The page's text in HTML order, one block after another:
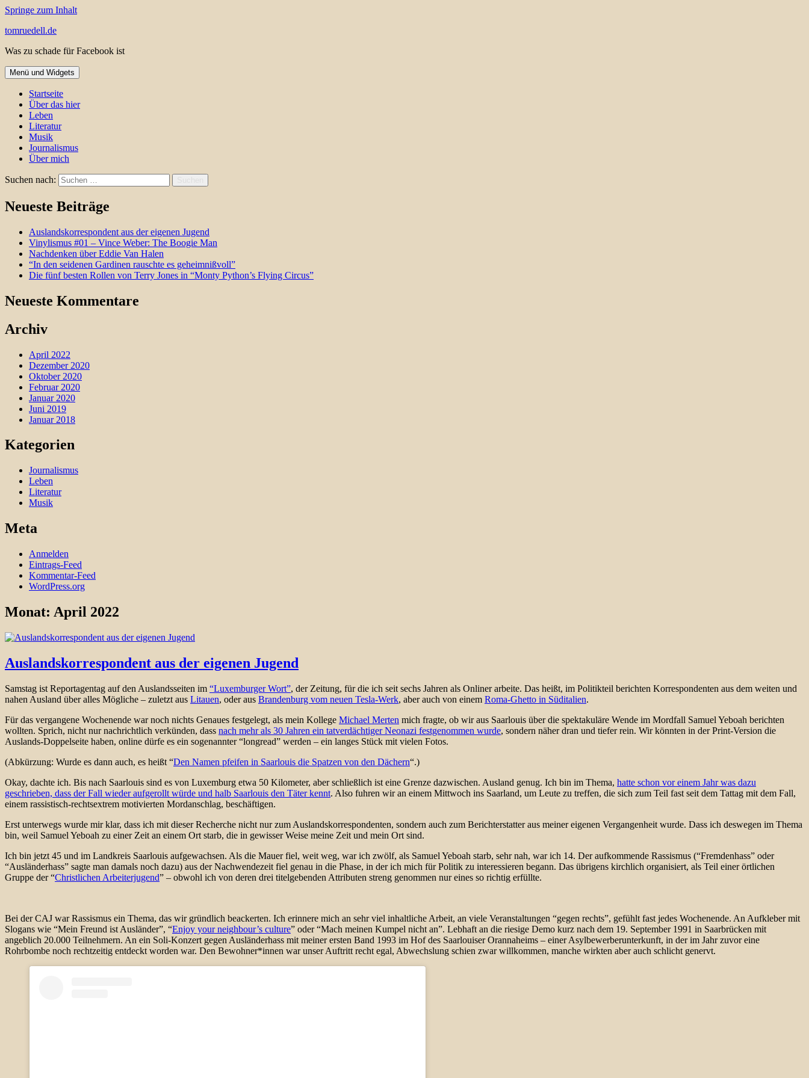
Springe zum Inhalt
tomruedell.de
Was zu schade für Facebook ist
Menü und Widgets
Startseite
Über das hier
Leben
Literatur
Musik
Journalismus
Über mich
Suchen nach:
Neueste Beiträge
Auslandskorrespondent aus der eigenen Jugend
Vinylismus #01 – Vince Weber: The Boogie Man
Nachdenken über Eddie Van Halen
“In den seidenen Gardinen rauschte es geheimnißvoll”
Die fünf besten Rollen von Terry Jones in “Monty Python’s Flying Circus”
Neueste Kommentare
Archiv
April 2022
Dezember 2020
Oktober 2020
Februar 2020
Januar 2020
Juni 2019
Januar 2018
Kategorien
Journalismus
Leben
Literatur
Musik
Meta
Anmelden
Eintrags-Feed
Kommentar-Feed
WordPress.org
Monat: April 2022
Auslandskorrespondent aus der eigenen Jugend
Samstag ist Reportagentag auf den Auslandsseiten im “Luxemburger Wort”, der Zeitung, für die ich seit sechs Jahren als Onliner arbeite. Das heißt, im Politikteil berichten Korrespondenten aus dem weiten und
nahen Ausland über alles Mögliche – zuletzt aus Litauen, oder aus Brandenburg vom neuen Tesla-Werk, aber auch von einem Roma-Ghetto in Süditalien.
Für das vergangene Wochenende war noch nichts Genaues festgelegt, als mein Kollege Michael Merten mich fragte, ob wir aus Saarlouis über die spektakuläre Wende im Mordfall Samuel Yeboah berichten
wollten. Sprich, nicht nur nachrichtlich verkünden, dass nach mehr als 30 Jahren ein tatverdächtiger Neonazi festgenommen wurde, sondern näher dran und tiefer rein. Wir könnten in der Print-Version die
Auslands-Doppelseite haben, online dürfe es ein sogenannter “longread” werden – ein langes Stück mit vielen Fotos.
(Abkürzung: Wurde es dann auch, es heißt “Den Namen pfeifen in Saarlouis die Spatzen von den Dächern“.)
Okay, dachte ich. Bis nach Saarlouis sind es von Luxemburg etwa 50 Kilometer, aber schließlich ist eine Grenze dazwischen. Ausland genug. Ich bin im Thema, hatte schon vor einem Jahr was dazu
geschrieben, dass der Fall wieder aufgerollt würde und halb Saarlouis den Täter kennt. Also fuhren wir an einem Mittwoch ins Saarland, um Leute zu treffen, die sich zum Teil fast seit dem Tattag mit dem Fall,
einem rassistisch-rechtsextrem motivierten Mordanschlag, beschäftigen.
Erst unterwegs wurde mir klar, dass ich mit dieser Recherche nicht nur zum Auslandskorrespondenten, sondern auch zum Berichterstatter aus meiner eigenen Vergangenheit wurde. Dass ich deswegen im Thema
bin, weil Samuel Yeboah zu einer Zeit an einem Ort starb, die in gewisser Weise meine Zeit und mein Ort sind.
Ich bin jetzt 45 und im Landkreis Saarlouis aufgewachsen. Als die Mauer fiel, weit weg, war ich zwölf, als Samuel Yeboah starb, sehr nah, war ich 14. Der aufkommende Rassismus (“Fremdenhass” oder
“Ausländerhass” sagte man damals noch dazu) aus der Nachwendezeit fiel genau in die Phase, in der ich mich für Politik zu interessieren begann. Das übrigens kirchlich organisiert, als Teil einer örtlichen
Gruppe der “Christlichen Arbeiterjugend” – obwohl ich von deren drei titelgebenden Attributen streng genommen nur eines so richtig erfüllte.
Bei der CAJ war Rassismus ein Thema, das wir gründlich beackerten. Ich erinnere mich an sehr viel inhaltliche Arbeit, an viele Veranstaltungen “gegen rechts”, gefühlt fast jedes Wochenende. An Aufkleber mit
Slogans wie “Mein Freund ist Ausländer”, “Enjoy your neighbour’s culture” oder “Mach meinen Kumpel nicht an”. Lebhaft an die riesige Demo kurz nach dem 19. September 1991 in Saarbrücken mit
angeblich 20.000 Teilnehmern. An ein Soli-Konzert gegen Ausländerhass mit meiner ersten Band 1993 im Hof des Saarlouiser Orannaheims – einer Asylbewerberunterkunft, in der im Jahr zuvor eine
Rohrbombe noch rechtzeitig entdeckt worden war. Den Bewohner*innen war unser Auftritt recht egal, Abwechslung schien zwar willkommen, manche wirkten aber auch schlicht genervt.